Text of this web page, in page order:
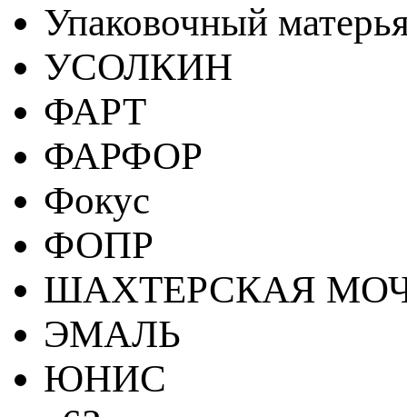
Упаковочный
УСОЛКИН
ФАРТ
ФАРФОР
Фокус
ФОПР
ШАХТЕРСКАЯ
ЭМАЛЬ
ЮНИС